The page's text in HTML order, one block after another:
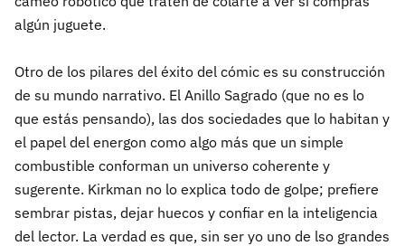
algún juguete.
Otro de los pilares del éxito del cómic es su construcción
de su mundo narrativo. El Anillo Sagrado (que no es lo
que estás pensando), las dos sociedades que lo habitan y
el papel del energon como algo más que un simple
combustible conforman un universo coherente y
sugerente. Kirkman no lo explica todo de golpe; prefiere
sembrar pistas, dejar huecos y confiar en la inteligencia
del lector. La verdad es que, sin ser yo uno de lso grandes